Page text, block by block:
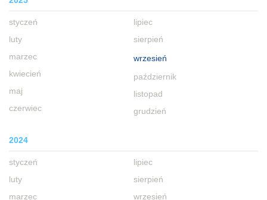
styczeń
luty
marzec
kwiecień
maj
czerwiec
lipiec
sierpień
wrzesień
październik
listopad
grudzień
2024
styczeń
luty
marzec
lipiec
sierpień
wrzesień